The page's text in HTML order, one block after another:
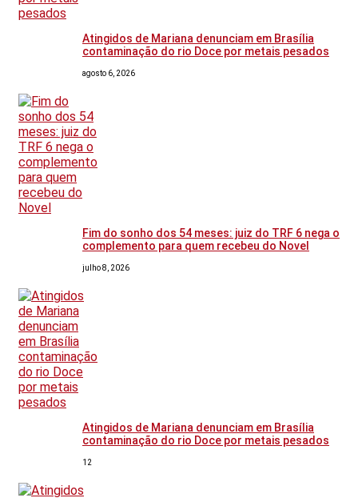
Atingidos de Mariana denunciam em Brasília
contaminação do rio Doce por metais pesados
agosto 6, 2026
Fim do sonho dos 54 meses: juiz do TRF 6 nega o
complemento para quem recebeu do Novel
julho 8, 2026
Atingidos de Mariana denunciam em Brasília
contaminação do rio Doce por metais pesados
12